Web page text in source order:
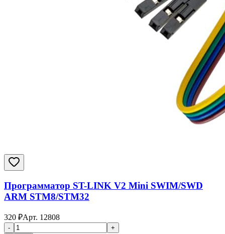
Программатор ST-LINK V2 Mini SWIM/SWD
ARM STM8/STM32
320 ₽Арт. 12808
-
+